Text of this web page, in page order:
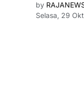
by
Selasa, 29